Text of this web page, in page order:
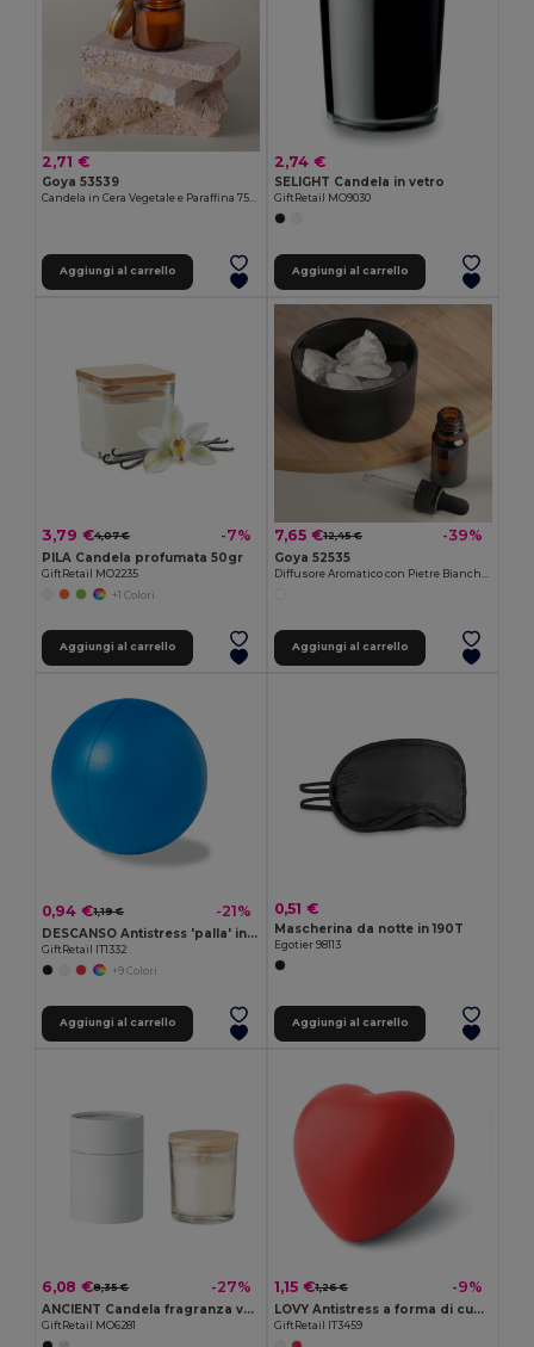
2,71 €
Goya 53539
Aggiungi al carrello
2,74 €
SELIGHT Candela in vetro
GiftRetail MO9030
Aggiungi al carrello
3,79 €4,07 € -7%
PILA Candela profumata 50gr
GiftRetail MO2235
+1 Colori
Aggiungi al carrello
7,65 €12,45 € -39%
Goya 52535
Aggiungi al carrello
0,94 €1,19 € -21%
DESCANSO Antistress 'palla' in PU
GiftRetail IT1332
+9 Colori
Aggiungi al carrello
0,51 €
Mascherina da notte in 190T
Egotier 98113
Aggiungi al carrello
6,08 €8,35 € -27%
ANCIENT Candela fragranza vaniglia
GiftRetail MO6281
1,15 €1,26 € -9%
LOVY Antistress a forma di cuore
GiftRetail IT3459